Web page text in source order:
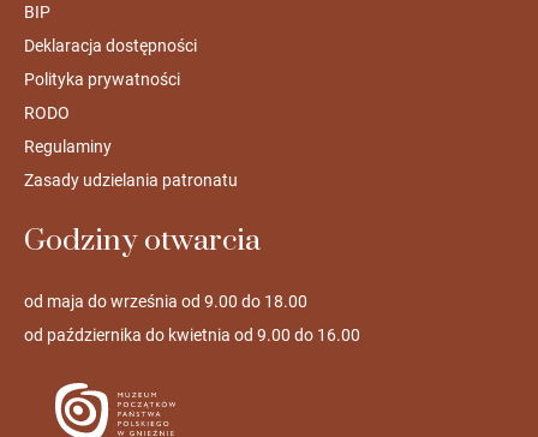
BIP
Deklaracja dostępności
Polityka prywatności
RODO
Regulaminy
Zasady udzielania patronatu
Godziny otwarcia
od maja do września od 9.00 do 18.00
od października do kwietnia od 9.00 do 16.00